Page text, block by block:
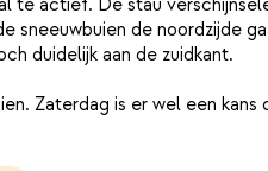
te actief. De stau
sneeuwbuien de noordzijde
duidelijk aan de zuidkant.
Zaterdag is er wel een kans